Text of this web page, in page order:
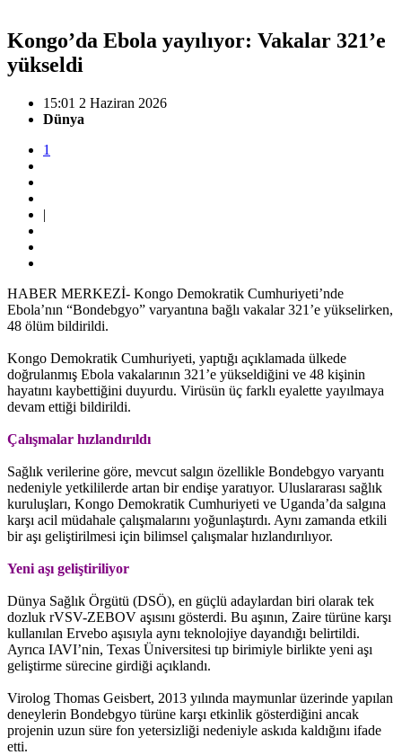
Kongo’da Ebola yayılıyor: Vakalar 321’e
yükseldi
15:01 2 Haziran 2026
Dünya
1
|
HABER MERKEZİ- Kongo Demokratik Cumhuriyeti’nde
Ebola’nın “Bondebgyo” varyantına bağlı vakalar 321’e yükselirken,
48 ölüm bildirildi.
Kongo Demokratik Cumhuriyeti, yaptığı açıklamada ülkede
doğrulanmış Ebola vakalarının 321’e yükseldiğini ve 48 kişinin
hayatını kaybettiğini duyurdu. Virüsün üç farklı eyalette yayılmaya
devam ettiği bildirildi.
Çalışmalar hızlandırıldı
Sağlık verilerine göre, mevcut salgın özellikle Bondebgyo varyantı
nedeniyle yetkililerde artan bir endişe yaratıyor. Uluslararası sağlık
kuruluşları, Kongo Demokratik Cumhuriyeti ve Uganda’da salgına
karşı acil müdahale çalışmalarını yoğunlaştırdı. Aynı zamanda etkili
bir aşı geliştirilmesi için bilimsel çalışmalar hızlandırılıyor.
Yeni aşı geliştiriliyor
Dünya Sağlık Örgütü (DSÖ), en güçlü adaylardan biri olarak tek
dozluk rVSV-ZEBOV aşısını gösterdi. Bu aşının, Zaire türüne karşı
kullanılan Ervebo aşısıyla aynı teknolojiye dayandığı belirtildi.
Ayrıca IAVI’nin, Texas Üniversitesi tıp birimiyle birlikte yeni aşı
geliştirme sürecine girdiği açıklandı.
Virolog Thomas Geisbert, 2013 yılında maymunlar üzerinde yapılan
deneylerin Bondebgyo türüne karşı etkinlik gösterdiğini ancak
projenin uzun süre fon yetersizliği nedeniyle askıda kaldığını ifade
etti.